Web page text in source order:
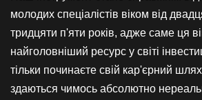
молодих спеціалістів віком від
тридцяти п'яти років, адже саме ця
найголовніший ресурс у світі
тільки починаєте свій кар'єрний
здаються чимось абсолютно